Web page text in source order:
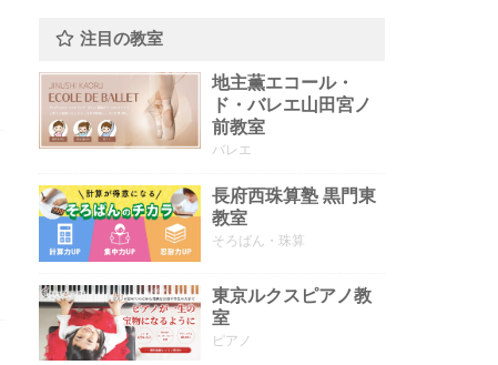
注目の教室
地主薫エコール・
ド・バレエ山田宮ノ
前教室
バレエ
長府西珠算塾 黒門東
教室
そろばん・珠算
東京ルクスピアノ教
室
ピアノ